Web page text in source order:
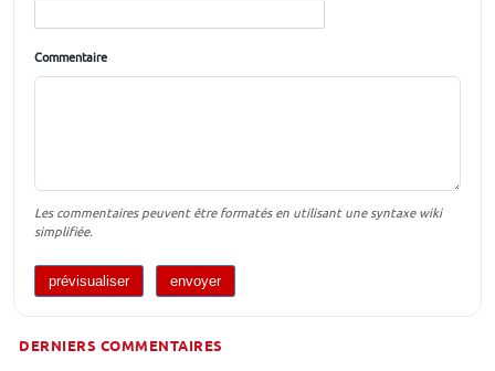
Commentaire
Les commentaires peuvent être formatés en utilisant une syntaxe wiki
simplifiée.
DERNIERS COMMENTAIRES